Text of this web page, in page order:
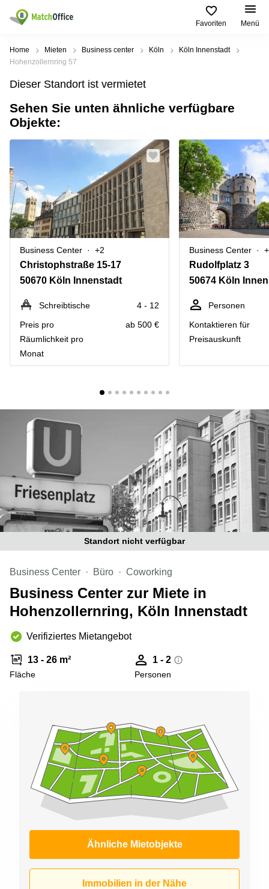
Favoriten Menü
Mieten / Vermieten
Produktseiten
Büro
mieten
Space
Seminarraum
Virtuelles
Büro
Beliebte
Städte
Büro
mieten
Geschäftsadresse
mieten
Düsseldorf
Geschäftsadresse
Stuttgart
Büro
Düsseldorf
Büro
Köln
mieten
Essen
Hannover
Seminarraum
mieten
Neuss
mieten
Hamburg
Berlin
Mitte
Büro
mieten
Tagungsraum
Büro
Nürnberg
Meetingraum
Berlin
Coworking
Beliebte
Suchanfragen
Regus
Dortmund
Dortmund
Office Club
Ballindamm
3
Rahel-
Hirsch-
Straße
Berlin
Kienberger
Berlin
Schönefeld
Bahnhofstrasse
8 Hannover
Düsseldorf
Arcus
Torgauer
Mainzer
Landstraße
69
Frankfurt
Str. 720-
726 Köln
62 Köln
Erna-
Scheffler-
Str. 1A
Ludwig-
Erhard-
Straße 18
Hamburg
Hilfe
Über uns
Büro vermieten
Preis
Log-in
Home Mieten Business center Köln
Köln Innenstadt
Hohenzollernring 57
Dieser Standort ist vermietet
Sehen Sie unten ähnliche verfügbare
Objekte:
Business Center +2
Christophstraße 15-17
50670 Köln Innenstadt
Schreibtische
4 - 12
Preis pro
Räumlichkeit pro
Monat
ab 500 €
Business Center
Rudolfplatz 3
50674 Köln
Personen
Kontaktieren für
Preisauskunft
Standort nicht verfügbar
Business Center Büro Coworking
Business Center zur Miete in
Hohenzollernring, Köln Innenstadt
Verifiziertes Mietangebot
13 - 26 m²
Fläche
1 - 2
Personen
Ähnliche Mietobjekte
Immobilien in der Nähe